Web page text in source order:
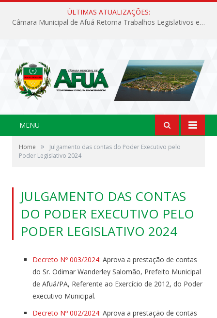
ÚLTIMAS ATUALIZAÇÕES:
Câmara Municipal de Afuá Retoma Trabalhos Legislativos em Sessão Ordinária
MENU
Home »
Julgamento das contas do Poder Executivo pelo
Poder Legislativo 2024
JULGAMENTO DAS CONTAS
DO PODER EXECUTIVO PELO
PODER LEGISLATIVO 2024
Decreto Nº 003/2024: Aprova a prestação de contas
do Sr. Odimar Wanderley Salomão, Prefeito Municipal
de Afuá/PA, Referente ao Exercício de 2012, do Poder
executivo Municipal.
Decreto Nº 002/2024: Aprova a prestação de contas